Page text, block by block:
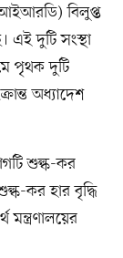
বিলুপ্ত
এই দুটি সংস্থা
পৃথক দুটি
অধ্যাদেশ
শুল্ক-কর
কর হার বৃদ্ধি